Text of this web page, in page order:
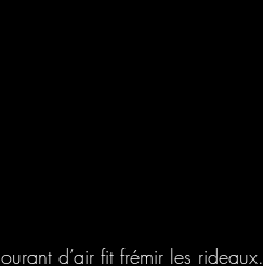
d’air fit frémir les rideaux.